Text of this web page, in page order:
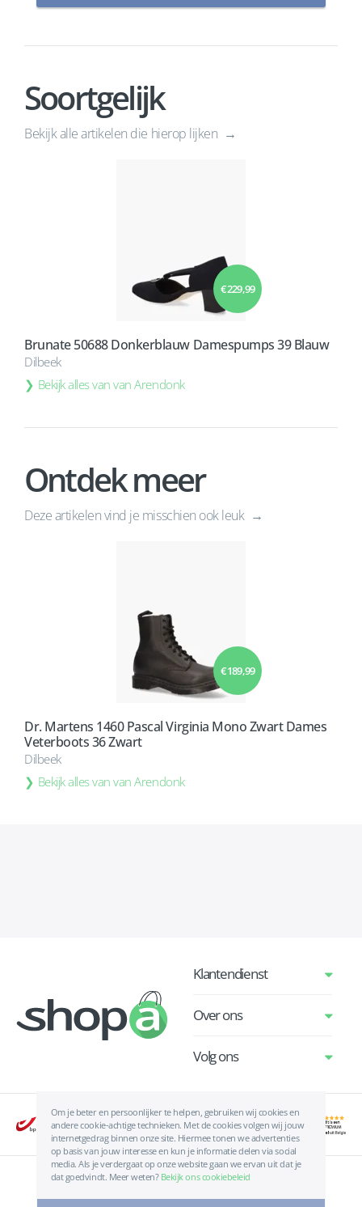
Soortgelijk
Bekijk alle artikelen die hierop lijken
€ 229,99
Brunate 50688 Donkerblauw Damespumps 39 Blauw
Dilbeek
Bekijk alles van van Arendonk
€ 189,99
Dr. Martens 1460 Pascal Virginia Mono Zwart Dames
Veterboots 36 Zwart
Dilbeek
Bekijk alles van van Arendonk
Ontdek meer
Deze artikelen vind je misschien ook leuk
Om je beter en persoonlijker te helpen, gebruiken wij cookies en
andere cookie-achtige technieken. Met de cookies volgen wij jouw
internetgedrag binnen onze site. Hiermee tonen we advertenties
op basis van jouw interesse en kun je informatie delen via social
media. Als je verdergaat op onze website gaan we ervan uit dat je
dat goedvindt. Meer weten? Bekijk ons cookiebeleid
Klantendienst
Over ons
Volg ons
Algemene voorwaarden | Privacyverklaring